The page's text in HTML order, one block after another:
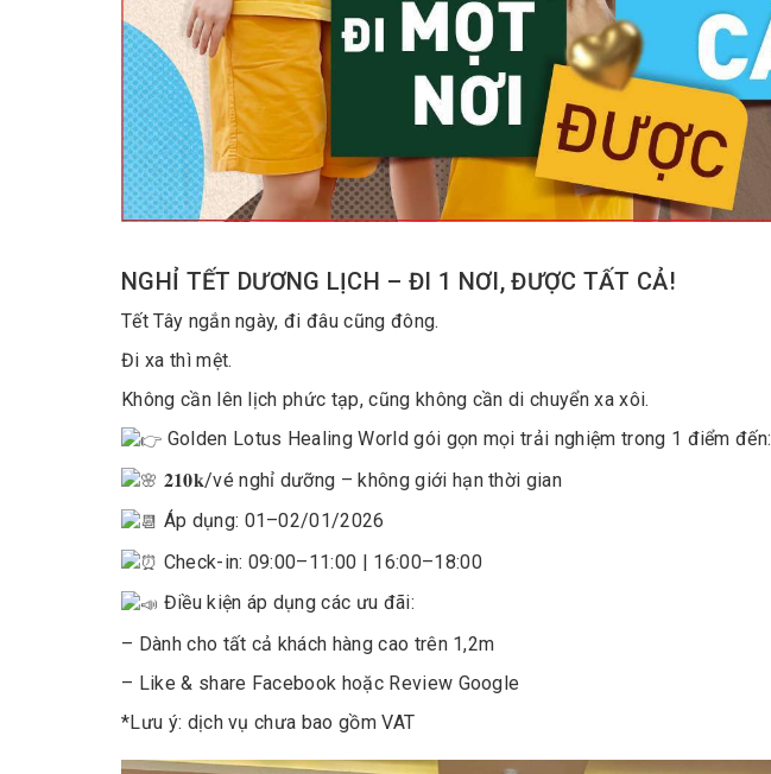
NGHỈ TẾT DƯƠNG LỊCH – ĐI 1 NƠI, ĐƯỢC TẤT CẢ!
Tết Tây ngắn ngày, đi đâu cũng đông.
Đi xa thì mệt.
Không cần lên lịch phức tạp, cũng không cần di chuyển xa xôi.
Golden Lotus Healing World gói gọn mọi trải nghiệm trong 1 điểm đến:
𝟐𝟏𝟎𝐤/vé nghỉ dưỡng – không giới hạn thời gian
Áp dụng: 01–02/01/2026
Check-in: 09:00–11:00 | 16:00–18:00
Điều kiện áp dụng các ưu đãi:
– Dành cho tất cả khách hàng cao trên 1,2m
– Like & share Facebook hoặc Review Google
*Lưu ý: dịch vụ chưa bao gồm VAT